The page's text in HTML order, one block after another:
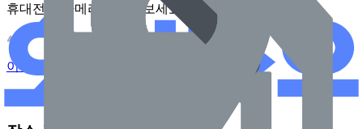
휴대전화 카메라로 찍어보세요
이 주유소의 사장님이신가요?